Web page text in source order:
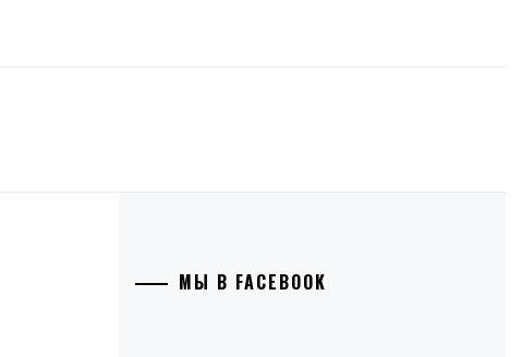
МЫ В FACEBOOK